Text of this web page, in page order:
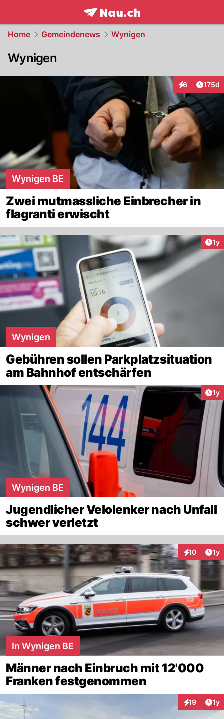
frontpage.NAU.ch
Home Gemeindenews Wynigen
Wynigen
6
Interaktionen
175d
Wynigen BE
Zwei mutmassliche Einbrecher in
flagranti erwischt
1y
Wynigen
Gebühren sollen Parkplatzsituation
am Bahnhof entschärfen
1y
Wynigen BE
Jugendlicher Velolenker nach Unfall
schwer verletzt
10 1y
In Wynigen BE
Männer nach Einbruch mit 12'000
Franken festgenommen
19 1y